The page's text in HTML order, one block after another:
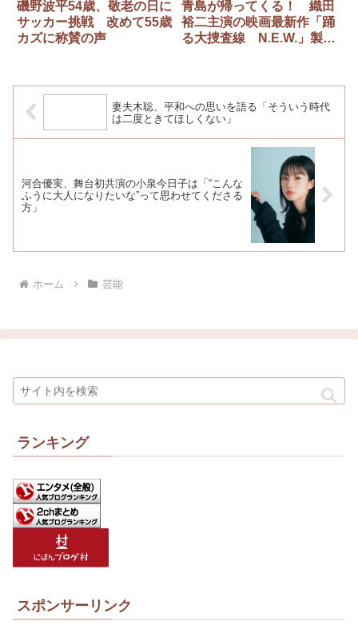
磯野波平54歳、敬老の日に
サッカー挑戦 改めて55歳
カズに称賛の声
青島が帰ってくる！ 織田
裕二主演の映画最新作「踊
る大捜査線 N.E.W.」製作
妻夫木聡、平和への思いを語る「そういう時代
は二度ときてほしくない」
河合優実、舞台初共演の小泉今日子は「“こんな
ふうに大人になりたいな”って思わせてくださる
方」
ホーム 芸能
ランキング
スポンサーリンク